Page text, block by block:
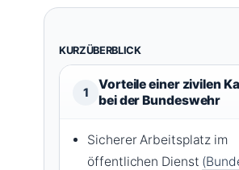
KURZÜBERBLICK
1
Vorteile einer zivilen
bei der Bundeswehr
Sicherer Arbeitsplatz im
öffentlichen Dienst